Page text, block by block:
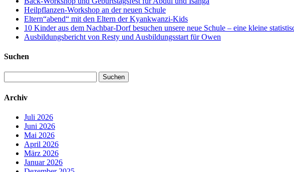
Heilpflanzen-Workshop an der neuen Schule
Eltern“abend“ mit den Eltern der Kyankwanzi-Kids
10 Kinder aus dem Nachbar-Dorf besuchen unsere neue Schule – eine kleine
Ausbildungsbericht von Resty und Ausbildungsstart für Owen
Suchen
nach:
Archiv
Juli 2026
Juni 2026
Mai 2026
April 2026
März 2026
Januar 2026